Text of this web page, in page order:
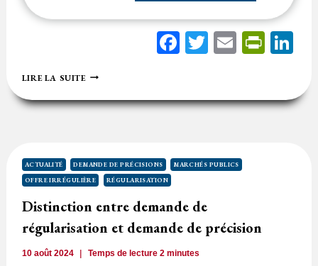
Facebook
Twitter
Email
LIRE LA SUITERÉGULARISATION
DPGF
MAL
OU
NON
?
ACTUALITÉ DEMANDE DE PRÉCISIONS
MARCHÉS PUBLICS
OFFRE IRRÉGULIÈRE
RÉGULARISATION
Distinction entre demande de
régularisation et demande de précision
10 août 2024 Temps de lecture2 minutes